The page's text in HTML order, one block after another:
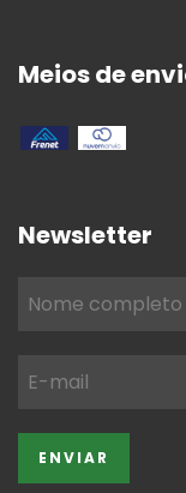
Meios de
Newsletter